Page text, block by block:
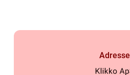
Adresse